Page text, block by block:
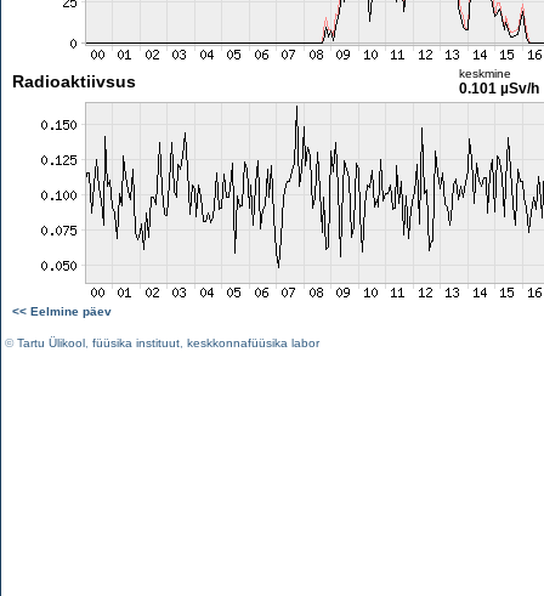
Radioaktiivsus keskmine
0.101 µSv/h
<< Eelmine päev
©Tartu Ülikool füüsika instituut keskkonnafüüsika labor